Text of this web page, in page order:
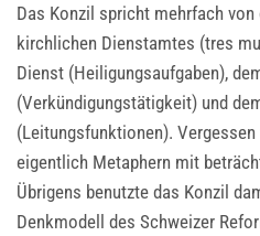
Das Konzil spricht mehrfach von
kirchlichen Dienstamtes (tres
Dienst (Heiligungsaufgaben),
(Verkündigungstätigkeit) und
(Leitungsfunktionen).
eigentlich Metaphern mit
Übrigens benutzte das Konzil
Denkmodell des Schweizer